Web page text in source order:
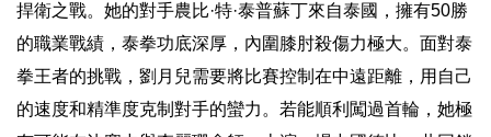
捍衛之戰。她的對手農比·特·泰普蘇丁來自泰國，擁有50勝
的職業戰績，泰拳功底深厚，內圍膝肘殺傷力極大。面對泰
拳王者的挑戰，劉月兒需要將比賽控制在中遠距離，用自己
的速度和精準度克制對手的蠻力。若能順利闖過首輪，她極